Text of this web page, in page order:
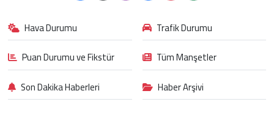
Hava Durumu
Trafik Durumu
Puan Durumu ve Fikstür
Tüm Manşetler
Son Dakika Haberleri
Haber Arşivi